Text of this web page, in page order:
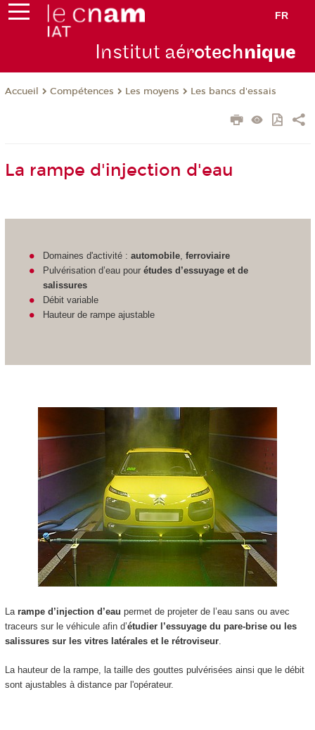
FR
Institut aérotechnique
Accueil Compétences Les moyens Les bancs d'essais
La rampe d'injection d'eau
Domaines d'activité :automobile ,ferroviaire
Pulvérisation d’eau pourétudes d’essuyage et de
salissures
Débit variable
Hauteur de rampe ajustable
La rampe d’injection d’eau permet de projeter de l’eau sans ou avec
traceurs sur le véhicule afin d’étudier l’essuyage du pare-brise ou les
salissures sur les vitres latérales et le rétroviseur.
La hauteur de la rampe, la taille des gouttes pulvérisées ainsi que le débit
sont ajustables à distance par l'opérateur.